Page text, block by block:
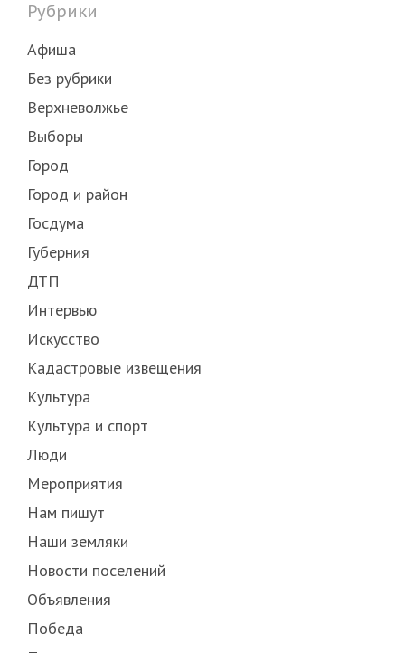
Рубрики
Афиша
Без рубрики
Верхневолжье
Выборы
Город
Город и район
Госдума
Губерния
ДТП
Интервью
Искусство
Кадастровые извещения
Культура
Культура и спорт
Люди
Мероприятия
Нам пишут
Наши земляки
Новости поселений
Объявления
Победа